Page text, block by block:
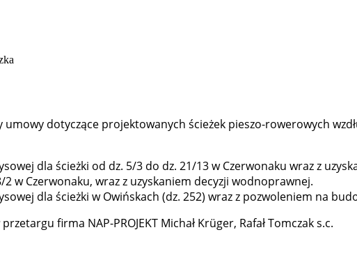
umowy dotyczące projektowanych ścieżek pieszo-rowerowych
dla ścieżki od dz. 5/3 do dz. 21/13 w Czerwonaku wraz z
w Czerwonaku, wraz z uzyskaniem decyzji wodnoprawnej.
dla ścieżki w Owińskach (dz. 252) wraz z pozwoleniem na
firma NAP-PROJEKT Michał Krüger, Rafał Tomczak s.c.